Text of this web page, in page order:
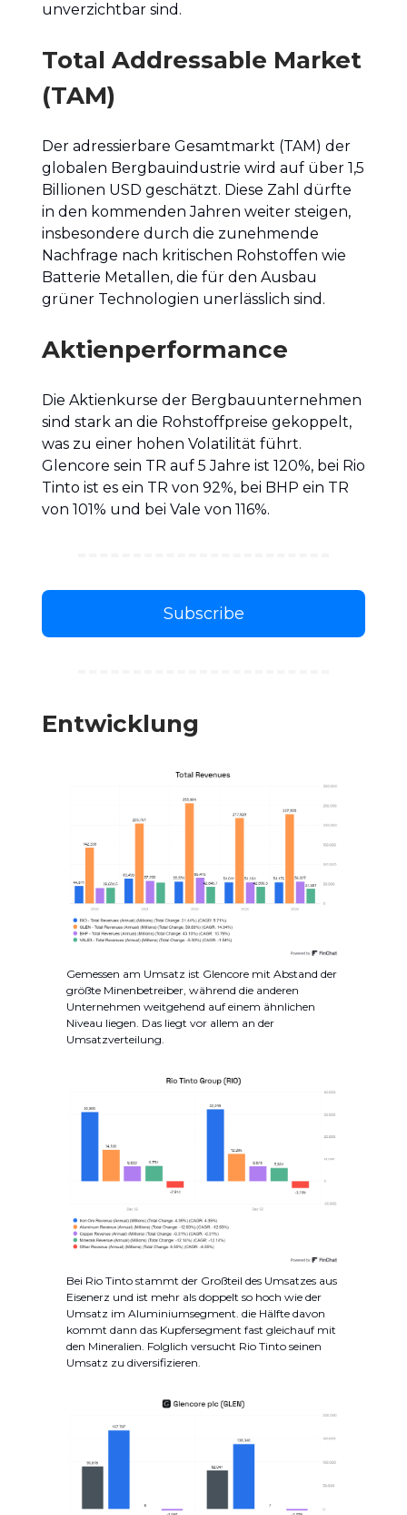
unverzichtbar sind.
Total Addressable Market
(TAM)
Der adressierbare Gesamtmarkt (TAM) der
globalen Bergbauindustrie wird auf über 1,5
Billionen USD geschätzt. Diese Zahl dürfte
in den kommenden Jahren weiter steigen,
insbesondere durch die zunehmende
Nachfrage nach kritischen Rohstoffen wie
Batterie Metallen, die für den Ausbau
grüner Technologien unerlässlich sind.
Aktienperformance
Die Aktienkurse der Bergbauunternehmen
sind stark an die Rohstoffpreise gekoppelt,
was zu einer hohen Volatilität führt.
Glencore sein TR auf 5 Jahre ist 120%, bei Rio
Tinto ist es ein TR von 92%, bei BHP ein TR
von 101% und bei Vale von 116%.
Subscribe
Entwicklung
Gemessen am Umsatz ist Glencore mit Abstand der
größte Minenbetreiber, während die anderen
Unternehmen weitgehend auf einem ähnlichen
Niveau liegen. Das liegt vor allem an der
Umsatzverteilung.
Bei Rio Tinto stammt der Großteil des Umsatzes aus
Eisenerz und ist mehr als doppelt so hoch wie der
Umsatz im Aluminiumsegment. die Hälfte davon
kommt dann das Kupfersegment fast gleichauf mit
den Mineralien. Folglich versucht Rio Tinto seinen
Umsatz zu diversifizieren.